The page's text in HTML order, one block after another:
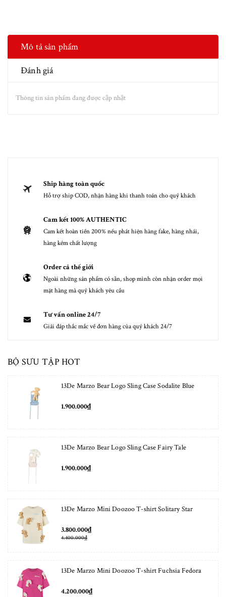
Mô tả sản phẩm
Đánh giá
Thông tin sản phẩm đang được cập nhật
Ship hàng toàn quốc
Hỗ trợ ship COD, nhận hàng khi thanh toán cho quý khách
Cam kết 100% AUTHENTIC
Cam kết hoàn tiền 200% nếu phát hiện hàng fake, hàng nhái,
hàng kém chất lượng
Order cả thế giới
Ngoài những sản phẩm có sẵn, shop mình còn nhận order mọi
mặt hàng mà quý khách yêu cầu
Tư vấn online 24/7
Giải đáp thắc mắc về đơn hàng của quý khách 24/7
BỘ SƯU TẬP HOT
13De Marzo Bear Logo Sling Case Sodalite Blue
1.900.000₫
13De Marzo Bear Logo Sling Case Fairy Tale
1.900.000₫
13De Marzo Mini Doozoo T-shirt Solitary Star
3.800.000₫
4.400.000₫
13De Marzo Mini Doozoo T-shirt Fuchsia Fedora
4.200.000₫